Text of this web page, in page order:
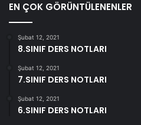
EN ÇOK GÖRÜNTÜLENENLER
Şubat 12, 2021
8.SINIF DERS NOTLARI
Şubat 12, 2021
7.SINIF DERS NOTLARI
Şubat 12, 2021
6.SINIF DERS NOTLARI